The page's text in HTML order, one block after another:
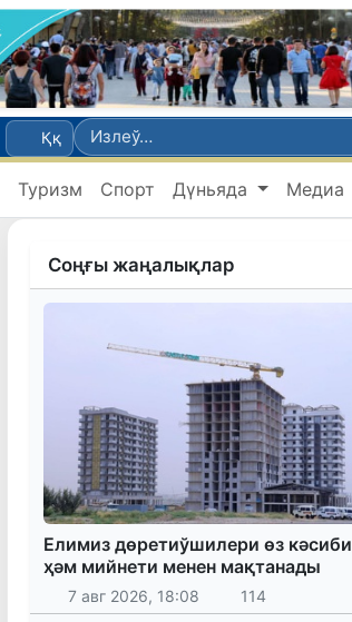
Ққ
Туризм Спорт Дүньяда Медиа
Соңғы жаңалықлар
Елимиз дөретиўшилери өз кәсиби
ҳәм мийнети менен мақтанады
7 авг 2026, 18:08 114